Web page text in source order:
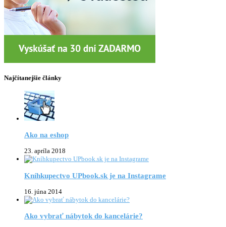
Najčítanejšie články
Ako na eshop
23. apríla 2018
Kníhkupectvo UPbook.sk je na Instagrame
16. júna 2014
Ako vybrať nábytok do kancelárie?